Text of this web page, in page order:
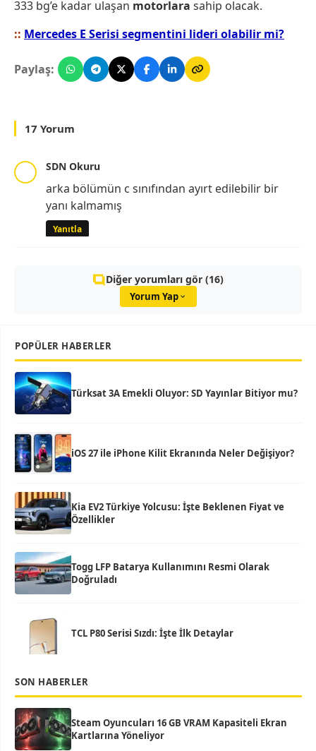
333 bg’e kadar ulaşan motorlara sahip olacak.
:: Mercedes E Serisi segmentini lideri olabilir mi?
Paylaş:
17 Yorum
SDN Okuru
arka bölümün c sınıfından ayırt edilebilir bir
yanı kalmamış
Yanıtla
Diğer yorumları gör (16)
Yorum Yap
POPÜLER HABERLER
Türksat 3A Emekli Oluyor: SD Yayınlar Bitiyor mu?
iOS 27 ile iPhone Kilit Ekranında Neler Değişiyor?
Kia EV2 Türkiye Yolcusu: İşte Beklenen Fiyat ve
Özellikler
Togg LFP Batarya Kullanımını Resmi Olarak
Doğruladı
TCL P80 Serisi Sızdı: İşte İlk Detaylar
SON HABERLER
Steam Oyuncuları 16 GB VRAM Kapasiteli Ekran
Kartlarına Yöneliyor